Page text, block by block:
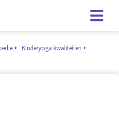
Kinderyoga kwaliteiten